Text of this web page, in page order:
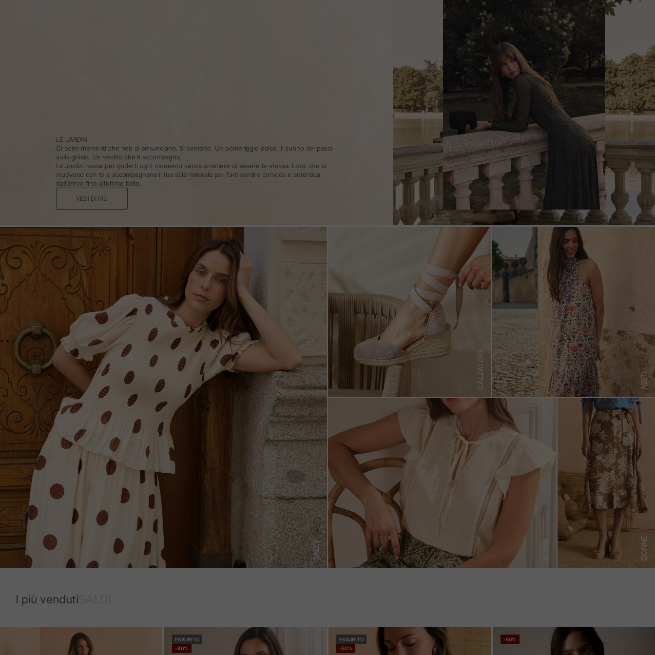
LE JARDIN
Ci sono momenti che non si annunciano. Si sentono. Un pomeriggio dolce. Il suono dei passi
sulla ghiaia. Un vestito che ti accompagna.
Le Jardin nasce per goderti ogni momento senza smettere di essere te stessa. Look che si
muovono con te e accompagnano il tuo stile naturale per farti sentire comoda e autentica
dall’arrivo fino all’ultimo ballo.
VEDI DI PIÙ
SALDI
CALZATURE ABITI
GONNE
I più venduti
ESAURITO
-40%
ESAURITO
-50%
-50%